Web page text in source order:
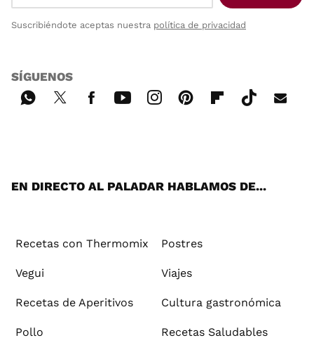
Suscribiéndote aceptas nuestra política de privacidad
SÍGUENOS
EN DIRECTO AL PALADAR HABLAMOS DE...
Recetas con Thermomix Postres
Vegui Viajes
Recetas de Aperitivos Cultura gastronómica
Pollo Recetas Saludables